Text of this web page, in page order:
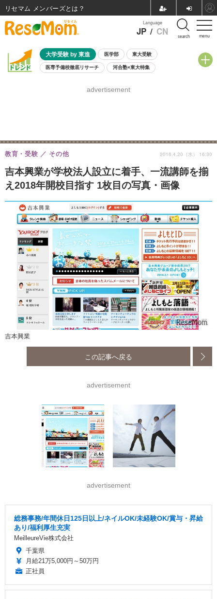
menu
Language
JP / CN search
大学受験 by 東進 医学部 東大受験
医専予備校徹底リサーチ 河合塾×東大特集
8月開催学校説明会・相談会
advertisement
吉本興業が学校法人設立に着手、一流講師を揃
え2018年開校目指す 1枚目の写真・画像
教育・受験 その他 2016.4.20（水） 16:30
吉本興業
この記事へ戻る
advertisement
advertisement
総務事務/年間休日125日以上/ネイルOK/未経験OK/賞与・昇給
あり/福利厚生充実
MeilleureVie株式会社
千葉県
月給21万5,000円～50万円
正社員
リセマム メンバーズ